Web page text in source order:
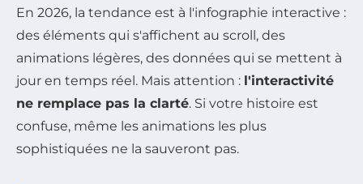
En 2026, la tendance est à l'infographie interactive :
des éléments qui s'affichent au scroll, des
animations légères, des données qui se mettent à
jour en temps réel. Mais attention : l'interactivité
ne remplace pas la clarté. Si votre histoire est
confuse, même les animations les plus
sophistiquées ne la sauveront pas.